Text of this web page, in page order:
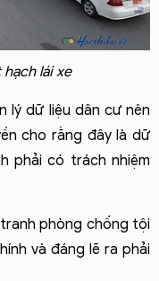
lái xe
lý dữ liệu dân cư nên
cho rằng đây là dữ
phải có trách nhiệm
phòng chống tội
và đáng lẽ ra phải